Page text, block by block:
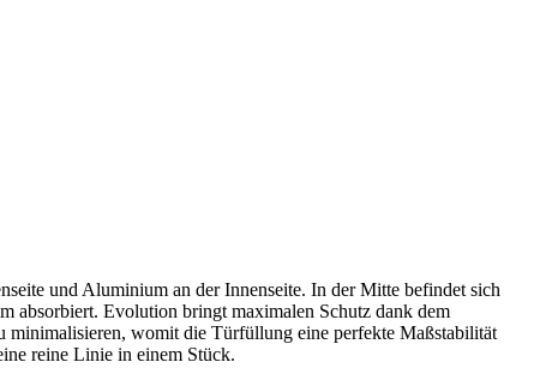
und Aluminium an der Innenseite. In der Mitte befindet sich
absorbiert. Evolution bringt maximalen Schutz dank dem
minimalisieren, womit die Türfüllung eine perfekte Maßstabilität
reine Linie in einem Stück.